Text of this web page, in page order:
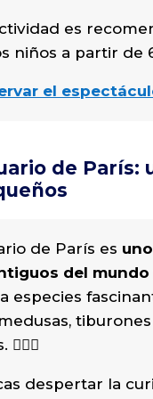
es
niños a partir de
el
de
de París es
del mundo
especies
despertar la